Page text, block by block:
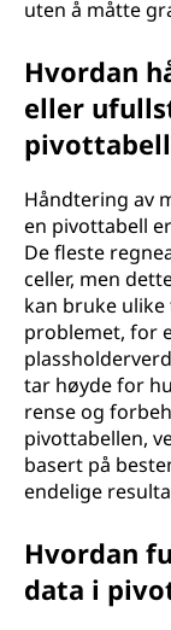
uten å måtte
Hvordan
eller
Håndtering av
en pivottabell
De fleste
celler, men
kan bruke
problemet, for
tar høyde for
rense og
pivottabellen,
basert på
endelige
Hvordan
data i